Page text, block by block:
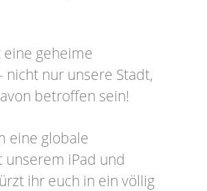
geheime
nicht nur unsere Stadt,
betroffen sein!
eine globale
iPad und
ihr euch in ein völlig